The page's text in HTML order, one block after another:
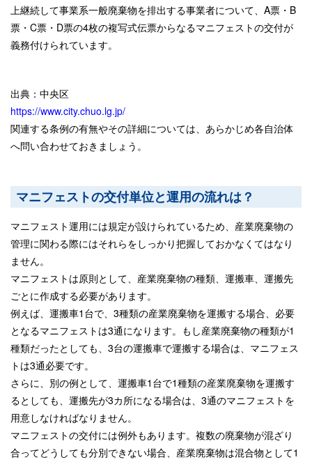
上継続して事業系一般廃棄物を排出する事業者について、A票・B
票・C票・D票の4枚の複写式伝票からなるマニフェストの交付が
義務付けられています。
出典：中央区
https://www.city.chuo.lg.jp/
関連する条例の有無やその詳細については、あらかじめ各自治体
へ問い合わせておきましょう。
マニフェストの交付単位と運用の流れは？
マニフェスト運用には規定が設けられているため、産業廃棄物の
管理に関わる際にはそれらをしっかり把握しておかなくてはなり
ません。
マニフェストは原則として、産業廃棄物の種類、運搬車、運搬先
ごとに作成する必要があります。
例えば、運搬車1台で、3種類の産業廃棄物を運搬する場合、必要
となるマニフェストは3通になります。もし産業廃棄物の種類が1
種類だったとしても、3台の運搬車で運搬する場合は、マニフェス
トは3通必要です。
さらに、別の例として、運搬車1台で1種類の産業廃棄物を運搬す
るとしても、運搬先が3カ所になる場合は、3通のマニフェストを
用意しなければなりません。
マニフェストの交付には例外もあります。複数の廃棄物が混ざり
合ってどうしても分別できない場合、産業廃棄物は混合物として1